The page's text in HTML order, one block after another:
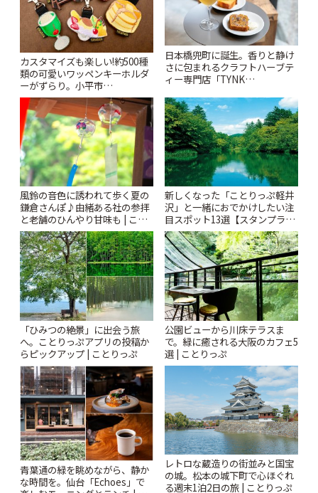
カスタマイズも楽しい!約500種
類の可愛いワッペンキーホルダ
ーがずらり。小平市
「Kimamaya T&K」 | ことりっ
ぷ
日本橋兜町に誕生。香りと静け
さに包まれるクラフトハーブテ
ィー専門店「TYNK
風鈴の音色に誘われて歩く夏の
鎌倉さんぽ♪由緒ある社の参拝
と老舗のひんやり甘味も | こと
りっぷ
新しくなった「ことりっぷ軽井
沢」と一緒におでかけしたい注
目スポット13選【スタンプラリ
ー開催中】 | ことりっぷ
「ひみつの絶景」に出会う旅
へ。ことりっぷアプリの投稿か
らピックアップ | ことりっぷ
公園ビューから川床テラスま
で。緑に癒される大阪のカフェ5
選 | ことりっぷ
青葉通の緑を眺めながら、静か
な時間を。仙台「Echoes」で
レトロな蔵造りの街並みと国宝
の城。松本の城下町で心ほぐれ
る週末1泊2日の旅 | ことりっぷ